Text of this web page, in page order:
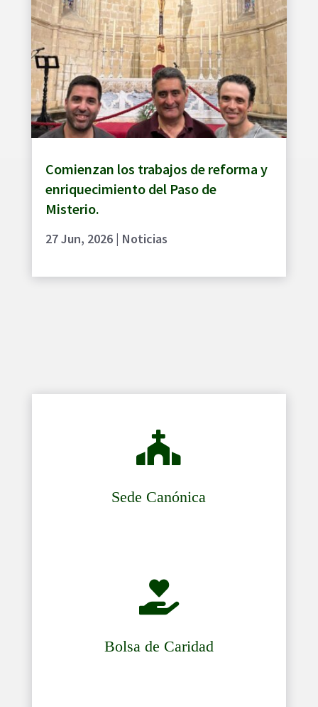
Comienzan los trabajos de reforma y
enriquecimiento del Paso de
Misterio.
27 Jun, 2026| Noticias

Sede Canónica

Bolsa de Caridad